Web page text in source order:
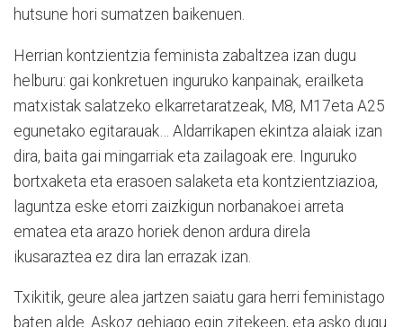
hutsune hori sumatzen baikenuen.
Herrian kontzientzia feminista zabaltzea izan dugu
helburu: gai konkretuen inguruko kanpainak, erailketa
matxistak salatzeko elkarretaratzeak, M8, M17eta A25
egunetako egitarauak… Aldarrikapen ekintza alaiak izan
dira, baita gai mingarriak eta zailagoak ere. Inguruko
bortxaketa eta erasoen salaketa eta kontzientziazioa,
laguntza eske etorri zaizkigun norbanakoei arreta
ematea eta arazo horiek denon ardura direla
ikusaraztea ez dira lan errazak izan.
Txikitik, geure alea jartzen saiatu gara herri feministago
baten alde. Askoz gehiago egin zitekeen, eta asko dugu